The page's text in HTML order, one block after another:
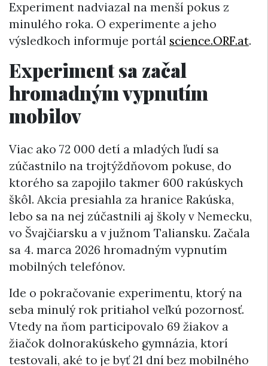
Experiment nadviazal na menší pokus z
minulého roka. O experimente a jeho
výsledkoch informuje portál science.ORF.at.
Experiment sa začal
hromadným vypnutím
mobilov
Viac ako 72 000 detí a mladých ľudí sa
zúčastnilo na trojtýždňovom pokuse, do
ktorého sa zapojilo takmer 600 rakúskych
škôl. Akcia presiahla za hranice Rakúska,
lebo sa na nej zúčastnili aj školy v Nemecku,
vo Švajčiarsku a v južnom Taliansku. Začala
sa 4. marca 2026 hromadným vypnutím
mobilných telefónov.
Ide o pokračovanie experimentu, ktorý na
seba minulý rok pritiahol veľkú pozornosť.
Vtedy na ňom participovalo 69 žiakov a
žiačok dolnorakúskeho gymnázia, ktorí
testovali, aké to je byť 21 dní bez mobilného